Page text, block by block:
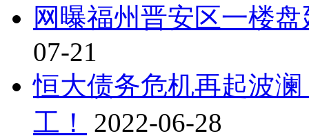
网曝福州晋安区一楼
07-21
恒大债务危机再起波
工！
2022-06-28